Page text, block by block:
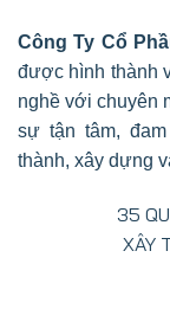
Công Ty Cổ
được hình thành
nghề với chuyên
sự tận tâm,
thành, xây dựng
35
XÂY